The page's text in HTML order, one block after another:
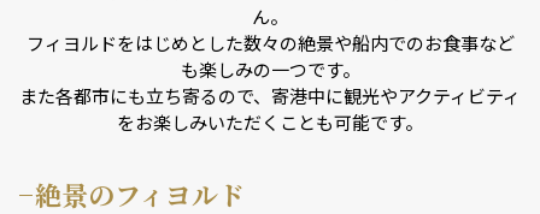
ん。
フィヨルドをはじめとした数々の絶景や船内でのお食事など
も楽しみの一つです。
また各都市にも立ち寄るので、寄港中に観光やアクティビティ
をお楽しみいただくことも可能です。
絶景のフィヨルド